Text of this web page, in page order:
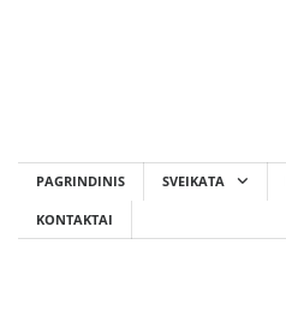
PAGRINDINIS SVEIKATA
KONTAKTAI